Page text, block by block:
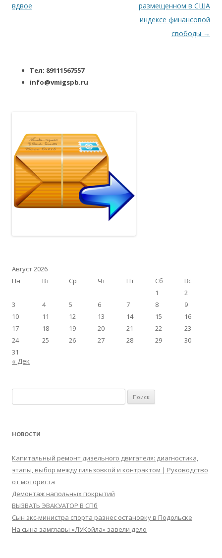
вдвое
размещенном в США
индексе финансовой
свободы →
Тел: 89111567557
info@vmigspb.ru
Август 2026
Пн
Вт Ср Чт Пт Сб
Вс
1
2
3
4 5 6 7 8
9
10
11 12 13 14 15
16
17
18 19 20 21 22
23
24
25 26 27 28 29
30
31
« Дек
НОВОСТИ
Капитальный ремонт дизельного двигателя: диагностика,
этапы, выбор между гильзовкой и контрактом | Руководство
от моториста
Демонтаж напольных покрытий
ВЫЗВАТЬ ЭВАКУАТОР В СПб
Сын экс-министра спорта разнес остановку в Подольске
На сына замглавы «ЛУКойла» завели дело